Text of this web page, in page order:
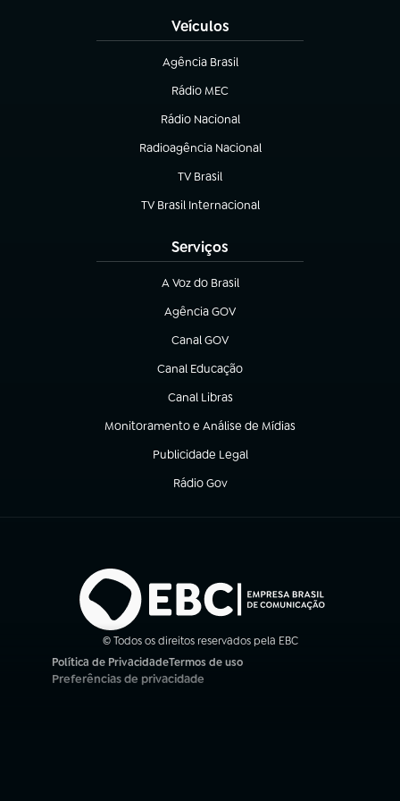
Veículos
Agência Brasil
(abre em nova aba)
Rádio MEC
Rádio Nacional
(abre em nova aba)
Radioagência Nacional
(abre em nova aba)
TV Brasil
(abre em nova aba)
TV Brasil Internacional
(abre em nova aba)
Serviços
A Voz do Brasil
(abre em nova aba)
Agência GOV
(abre em nova aba)
Canal GOV
(abre em nova aba)
Canal Educação
(abre em nova aba)
Canal Libras
(abre em nova aba)
Monitoramento e Análise de Mídias
(abre em nova aba)
Publicidade Legal
(abre em nova aba)
Rádio Gov
(abre em nova aba)
© Todos os direitos reservados pela EBC
Política de Privacidade
(abre em nova aba)
Termos de uso
(abre em nova aba)
Preferências de privacidade